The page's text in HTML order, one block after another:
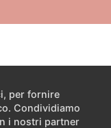
per fornire
Condividiamo
i nostri partner